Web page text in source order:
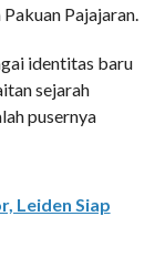
Pajajaran.
identitas baru
sejarah
pusernya
Leiden Siap